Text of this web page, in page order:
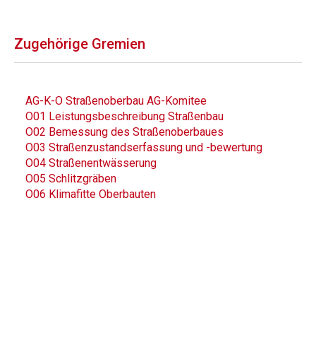
Zugehörige Gremien
AG-K-O Straßenoberbau AG-Komitee
O01 Leistungsbeschreibung Straßenbau
O02 Bemessung des Straßenoberbaues
O03 Straßenzustandserfassung und -bewertung
O04 Straßenentwässerung
O05 Schlitzgräben
O06 Klimafitte Oberbauten